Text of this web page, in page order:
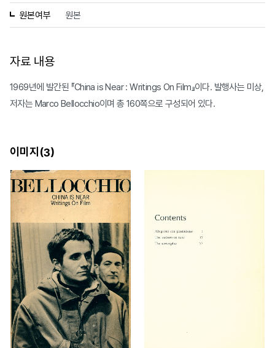
원본여부 원본
자료 내용
1969년에 발간된 『China is Near : Writings On Film』이다. 발행사는 미상,
저자는 Marco Bellocchio이며 총 160쪽으로 구성되어 있다.
이미지(3)